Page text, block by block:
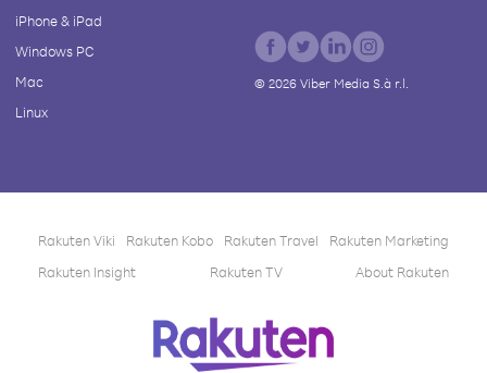
iPhone & iPad
Windows PC
Mac
Linux
© 2026Viber Media S.à r.l.
Rakuten Viki Rakuten Kobo Rakuten Travel
Rakuten Marketing
Rakuten Insight
Rakuten TV About Rakuten